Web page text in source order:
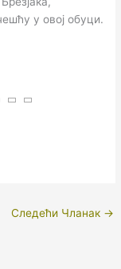
у овој обуци.
Следећи Чланак →